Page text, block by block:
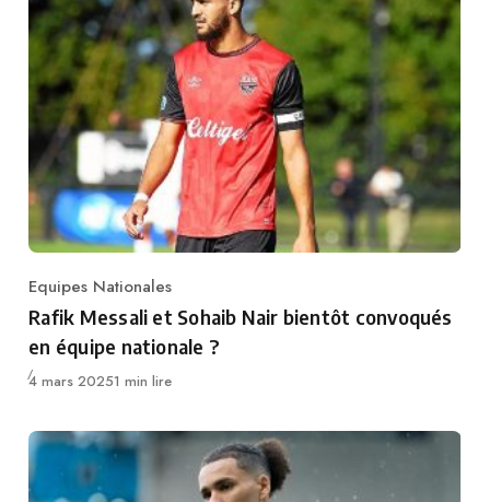
Category
Equipes Nationales
Rafik Messali et Sohaib Nair bientôt convoqués
en équipe nationale ?
Publié
4 mars 20251 min lire